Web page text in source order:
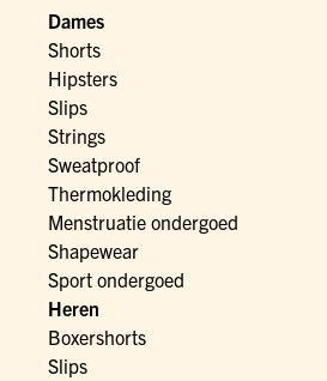
Dames
Shorts
Hipsters
Slips
Strings
Sweatproof
Thermokleding
Menstruatie ondergoed
Shapewear
Sport ondergoed
Heren
Boxershorts
Slips